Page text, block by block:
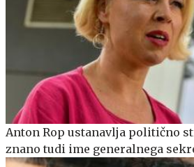
Anton Rop ustanavlja politično
znano tudi ime generalnega